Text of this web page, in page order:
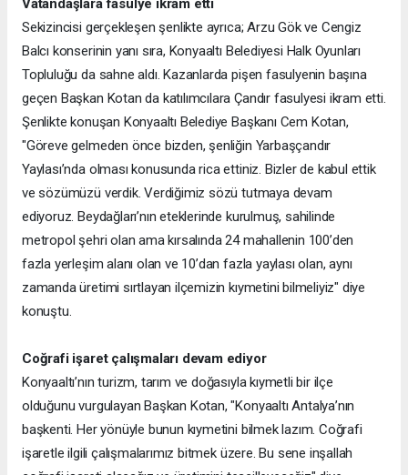
Vatandaşlara fasulye ikram etti
Sekizincisi gerçekleşen şenlikte ayrıca; Arzu Gök ve Cengiz
Balcı konserinin yanı sıra, Konyaaltı Belediyesi Halk Oyunları
Topluluğu da sahne aldı. Kazanlarda pişen fasulyenin başına
geçen Başkan Kotan da katılımcılara Çandır fasulyesi ikram etti.
Şenlikte konuşan Konyaaltı Belediye Başkanı Cem Kotan,
"Göreve gelmeden önce bizden, şenliğin Yarbaşçandır
Yaylası’nda olması konusunda rica ettiniz. Bizler de kabul ettik
ve sözümüzü verdik. Verdiğimiz sözü tutmaya devam
ediyoruz. Beydağları’nın eteklerinde kurulmuş, sahilinde
metropol şehri olan ama kırsalında 24 mahallenin 100’den
fazla yerleşim alanı olan ve 10’dan fazla yaylası olan, aynı
zamanda üretimi sırtlayan ilçemizin kıymetini bilmeliyiz" diye
konuştu.
Coğrafi işaret çalışmaları devam ediyor
Konyaaltı’nın turizm, tarım ve doğasıyla kıymetli bir ilçe
olduğunu vurgulayan Başkan Kotan, "Konyaaltı Antalya’nın
başkenti. Her yönüyle bunun kıymetini bilmek lazım. Coğrafi
işaretle ilgili çalışmalarımız bitmek üzere. Bu sene inşallah